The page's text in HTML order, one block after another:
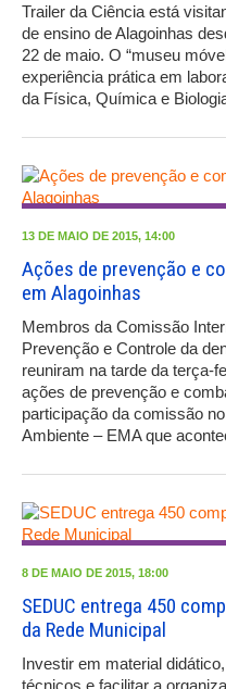
Trailer da Ciência está
de ensino de Alagoinhas
22 de maio. O “museu
experiência prática em
da Física, Química e
13 DE MAIO DE 2015, 14:00
Ações de prevenção e
em Alagoinhas
Membros da Comissão
Prevenção e Controle da
reuniram na tarde da terça-
ações de prevenção e
participação da comissão
Ambiente – EMA que
8 DE MAIO DE 2015, 18:00
SEDUC entrega 450
da Rede Municipal
Investir em material
técnicos e facilitar a